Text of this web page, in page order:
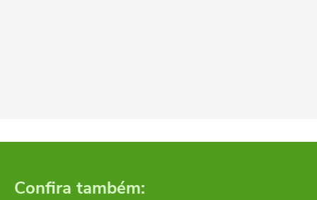
Confira também: